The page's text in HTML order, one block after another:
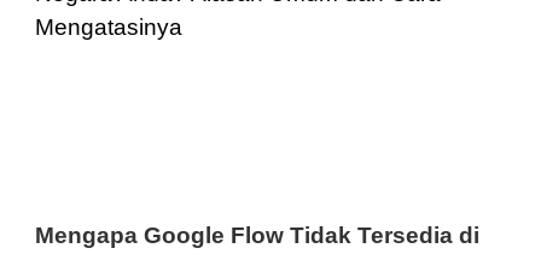
Mengapa Google Flow Tidak Tersedia di